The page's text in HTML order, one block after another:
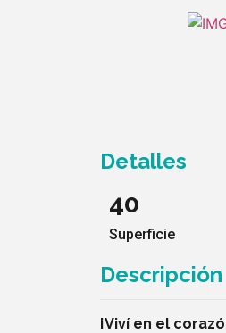
Detalles
40
Superficie
Descripción
¡Viví en el